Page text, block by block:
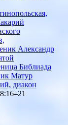
Александр
Библиада
Матур
диакон